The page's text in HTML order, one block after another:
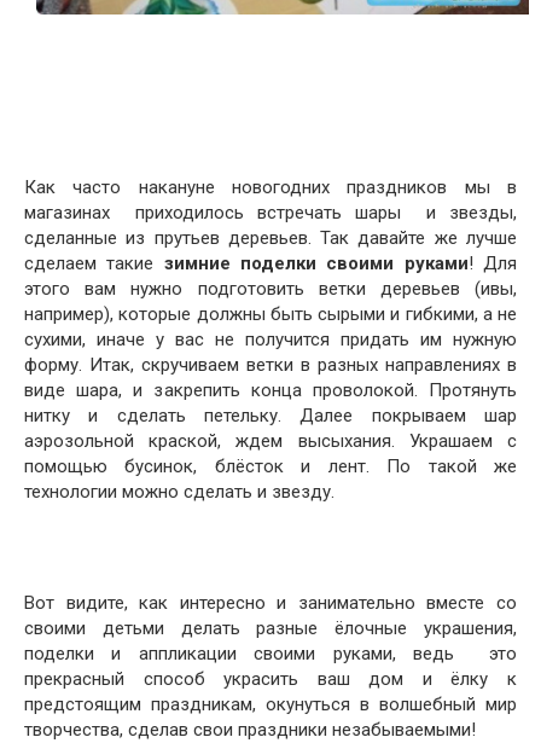
Как часто накануне новогодних праздников мы в
магазинах приходилось встречать шары и звезды,
сделанные из прутьев деревьев. Так давайте же лучше
сделаем такие зимние поделки своими руками! Для
этого вам нужно подготовить ветки деревьев (ивы,
например), которые должны быть сырыми и гибкими, а не
сухими, иначе у вас не получится придать им нужную
форму. Итак, скручиваем ветки в разных направлениях в
виде шара, и закрепить конца проволокой. Протянуть
нитку и сделать петельку. Далее покрываем шар
аэрозольной краской, ждем высыхания. Украшаем с
помощью бусинок, блёсток и лент. По такой же
технологии можно сделать и звезду.
Вот видите, как интересно и занимательно вместе со
своими детьми делать разные ёлочные украшения,
поделки и аппликации своими руками, ведь это
прекрасный способ украсить ваш дом и ёлку к
предстоящим праздникам, окунуться в волшебный мир
творчества, сделав свои праздники незабываемыми!